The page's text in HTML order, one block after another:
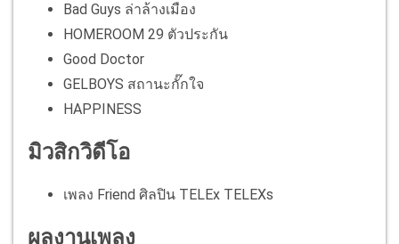
Bad Guys ล่าล้างเมือง
HOMEROOM 29 ตัวประกัน
Good Doctor
GELBOYS สถานะกั๊กใจ
HAPPINESS
มิวสิกวิดีโอ
เพลง Friend ศิลปิน TELEx TELEXs
ผลงานเพลง